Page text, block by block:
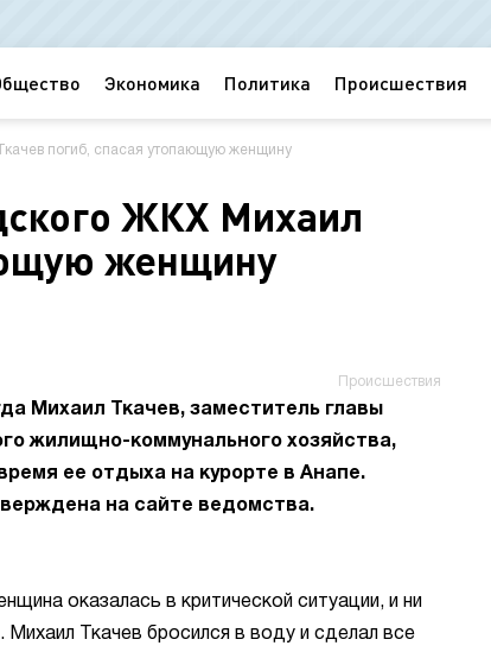
Экономика Политика Происшествия
погиб, спасая утопающую женщину
ЖКХ Михаил
женщину
Происшествия
Михаил Ткачев, заместитель главы
жилищно-коммунального хозяйства,
ее отдыха на курорте в Анапе.
на сайте ведомства.
оказалась в критической ситуации, и ни
Ткачев бросился в воду и сделал все